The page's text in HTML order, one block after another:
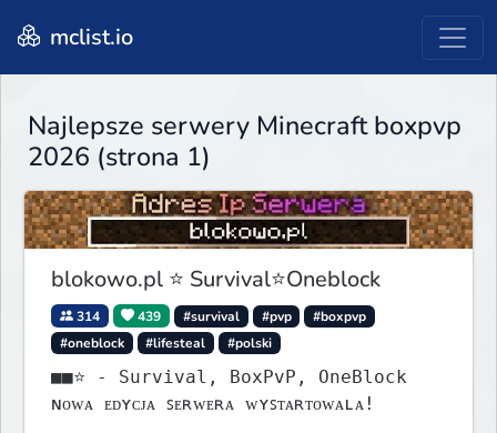
mclist.io
Najlepsze serwery Minecraft boxpvp
2026 (strona 1)
blokowo.pl ⭐ Survival⭐Oneblock
314 439 #survival #pvp
#boxpvp
#oneblock
#lifesteal #polski
■■⭐ - Survival, BoxPvP, OneBlock
ɴᴏᴡᴀ ᴇᴅʏᴄᴊᴀ ꜱᴇʀᴡᴇʀᴀ ᴡʏꜱᴛᴀʀᴛᴏᴡᴀʟᴀ!